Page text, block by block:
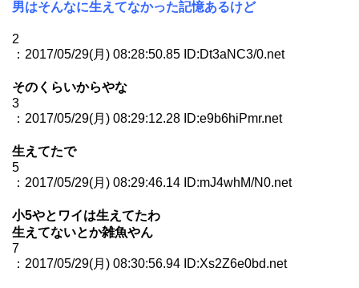
男はそんなに生えてなかった記憶あるけど
2
：2017/05/29(月) 08:28:50.85 ID:Dt3aNC3/0.net
そのくらいからやな
3
：2017/05/29(月) 08:29:12.28 ID:e9b6hiPmr.net
生えてたで
5
：2017/05/29(月) 08:29:46.14 ID:mJ4whM/N0.net
小5やとワイは生えてたわ
生えてないとか雑魚やん
7
：2017/05/29(月) 08:30:56.94 ID:Xs2Z6e0bd.net